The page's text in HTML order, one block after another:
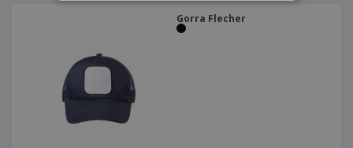
Gorra Flecher